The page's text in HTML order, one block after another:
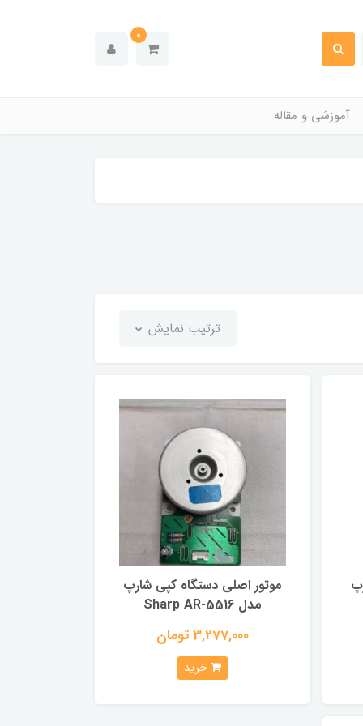
0
آموزشی و مقاله
ترتیب نمایش
موتور اصلی دستگاه کپی شارپ
مدل Sharp AR-5516
3,277,000 تومان
خرید